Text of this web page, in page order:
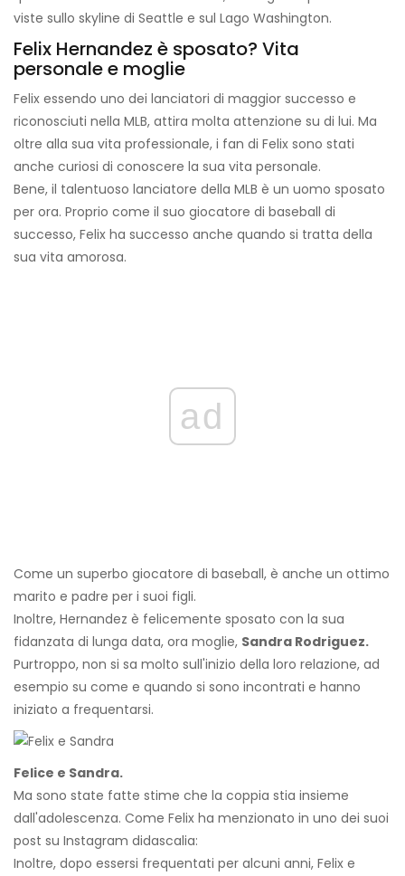
viste sullo skyline di Seattle e sul Lago Washington.
Felix Hernandez è sposato? Vita
personale e moglie
Felix essendo uno dei lanciatori di maggior successo e
riconosciuti nella MLB, attira molta attenzione su di lui. Ma
oltre alla sua vita professionale, i fan di Felix sono stati
anche curiosi di conoscere la sua vita personale.
Bene, il talentuoso lanciatore della MLB è un uomo sposato
per ora. Proprio come il suo giocatore di baseball di
successo, Felix ha successo anche quando si tratta della
sua vita amorosa.
ad
Come un superbo giocatore di baseball, è anche un ottimo
marito e padre per i suoi figli.
Inoltre, Hernandez è felicemente sposato con la sua
fidanzata di lunga data, ora moglie, Sandra Rodriguez.
Purtroppo, non si sa molto sull'inizio della loro relazione, ad
esempio su come e quando si sono incontrati e hanno
iniziato a frequentarsi.
Felice e Sandra.
Ma sono state fatte stime che la coppia stia insieme
dall'adolescenza. Come Felix ha menzionato in uno dei suoi
post su Instagram didascalia:
Inoltre, dopo essersi frequentati per alcuni anni, Felix e